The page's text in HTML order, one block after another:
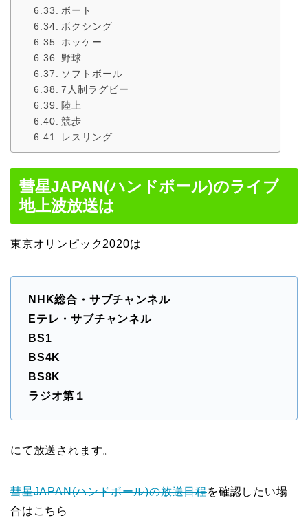
ボート
ボクシング
ホッケー
野球
ソフトボール
7人制ラグビー
陸上
競歩
レスリング
彗星JAPAN(ハンドボール)のライブ
地上波放送は
東京オリンピック2020は
NHK総合・サブチャンネル
Eテレ・サブチャンネル
BS1
BS4K
BS8K
ラジオ第１
にて放送されます。
彗星JAPAN(ハンドボール)の放送日程を確認したい場
合はこちら